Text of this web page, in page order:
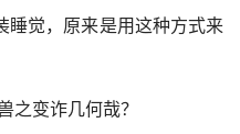
睡觉，原来是用这种方式来
之变诈几何哉？